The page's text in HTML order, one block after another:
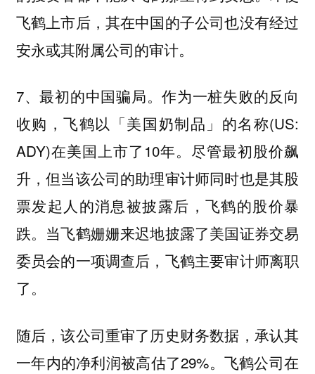
飞鹤上市后，其在中国的子公司也没有经过
安永或其附属公司的审计。
7、最初的中国骗局。作为一桩失败的反向
收购，飞鹤以「美国奶制品」的名称(US:
ADY)在美国上市了10年。尽管最初股价飙
升，但当该公司的助理审计师同时也是其股
票发起人的消息被披露后，飞鹤的股价暴
跌。当飞鹤姗姗来迟地披露了美国证券交易
委员会的一项调查后，飞鹤主要审计师离职
了。
随后，该公司重审了历史财务数据，承认其
一年内的净利润被高估了29%。飞鹤公司在